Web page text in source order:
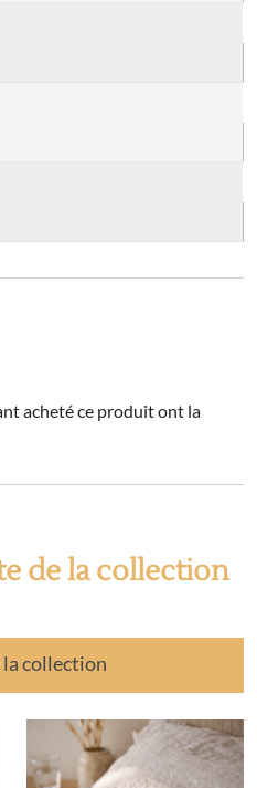
acheté ce produit ont la
de la collection
collection